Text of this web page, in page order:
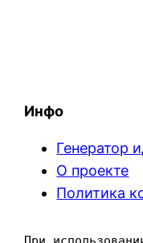
Инфо
Генератор
О проекте
Политика